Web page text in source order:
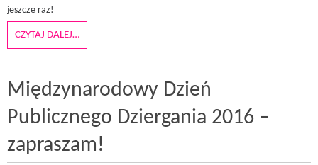
jeszcze raz!
CZYTAJ DALEJ…
Międzynarodowy Dzień
Publicznego Dziergania 2016 –
zapraszam!